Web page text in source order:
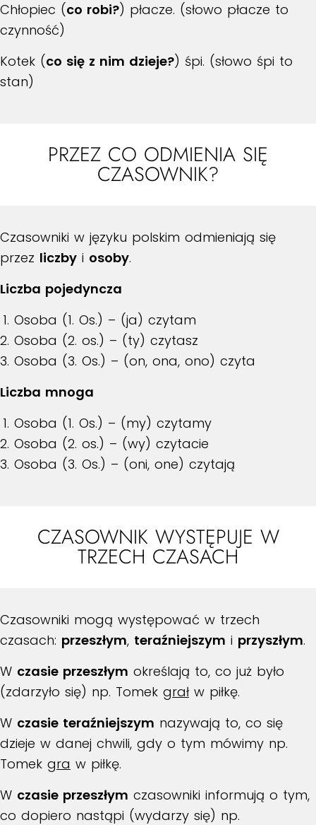
Chłopiec (co robi?) płacze. (słowo płacze to
czynność)
Kotek (co się z nim dzieje?) śpi. (słowo śpi to
stan)
PRZEZ CO ODMIENIA SIĘ
CZASOWNIK?
Czasowniki w języku polskim odmieniają się
przez liczby i osoby.
Liczba pojedyncza
Osoba (1. Os.) – (ja) czytam
Osoba (2. os.) – (ty) czytasz
Osoba (3. Os.) – (on, ona, ono) czyta
Liczba mnoga
Osoba (1. Os.) – (my) czytamy
Osoba (2. os.) – (wy) czytacie
Osoba (3. Os.) – (oni, one) czytają
CZASOWNIK WYSTĘPUJE W
TRZECH CZASACH
Czasowniki mogą występować w trzech
czasach: przeszłym, teraźniejszym i przyszłym.
W czasie przeszłym określają to, co już było
(zdarzyło się) np. Tomek grałw piłkę.
W czasie teraźniejszym nazywają to, co się
dzieje w danej chwili, gdy o tym mówimy np.
Tomek gra w piłkę.
W czasie przeszłym czasowniki informują o tym,
co dopiero nastąpi (wydarzy się) np.